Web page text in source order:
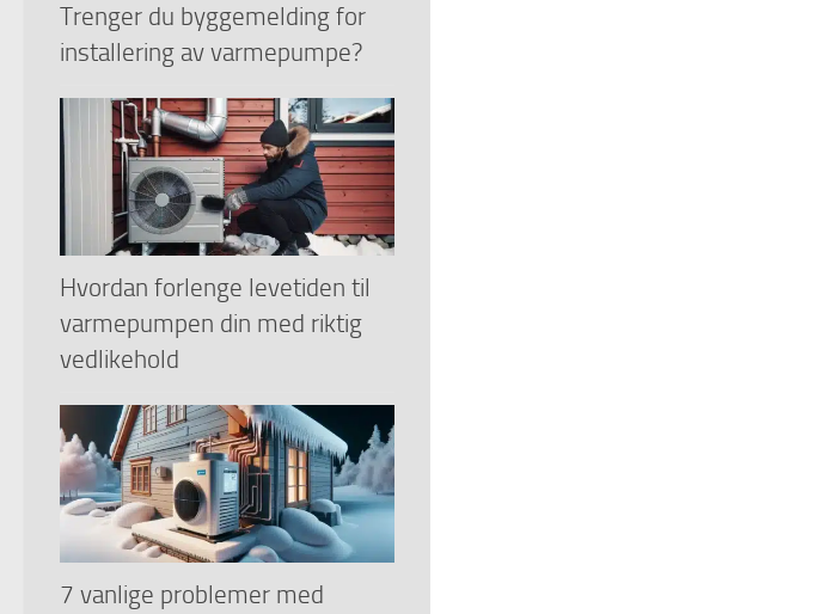
Trenger du byggemelding for
installering av varmepumpe?
Hvordan forlenge levetiden til
varmepumpen din med riktig
vedlikehold
7 vanlige problemer med